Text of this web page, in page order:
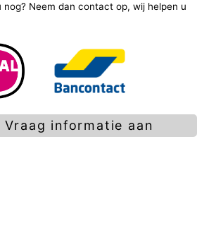
nog? Neem dan contact op, wij helpen u
Vraag informatie aan